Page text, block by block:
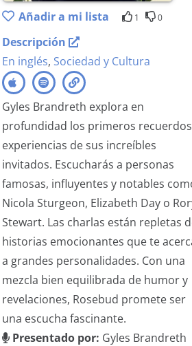
Añadir a mi lista 1 0
Descripción
En inglés, Sociedad y Cultura
Gyles Brandreth explora en
profundidad los primeros
experiencias de sus increíbles
invitados. Escucharás a personas
famosas, influyentes y notables
Nicola Sturgeon, Elizabeth Day o
Stewart. Las charlas están repletas
historias emocionantes que te
a grandes personalidades. Con una
mezcla bien equilibrada de humor y
revelaciones, Rosebud promete ser
una escucha fascinante.
Presentado por: Gyles Brandreth